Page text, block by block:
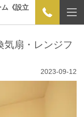
《設立
気扇・レンジフ
2023-09-12